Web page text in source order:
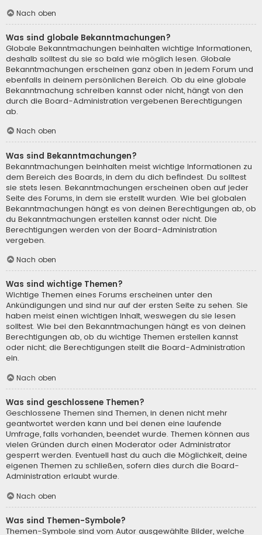
Nach oben
Was sind globale Bekanntmachungen?
Globale Bekanntmachungen beinhalten wichtige Informationen,
deshalb solltest du sie so bald wie möglich lesen. Globale
Bekanntmachungen erscheinen ganz oben in jedem Forum und
ebenfalls in deinem persönlichen Bereich. Ob du eine globale
Bekanntmachung schreiben kannst oder nicht, hängt von den
durch die Board-Administration vergebenen Berechtigungen
ab.
Nach oben
Was sind Bekanntmachungen?
Bekanntmachungen beinhalten meist wichtige Informationen zu
dem Bereich des Boards, in dem du dich befindest. Du solltest
sie stets lesen. Bekanntmachungen erscheinen oben auf jeder
Seite des Forums, in dem sie erstellt wurden. Wie bei globalen
Bekanntmachungen hängt es von deinen Berechtigungen ab, ob
du Bekanntmachungen erstellen kannst oder nicht. Die
Berechtigungen werden von der Board-Administration
vergeben.
Nach oben
Was sind wichtige Themen?
Wichtige Themen eines Forums erscheinen unter den
Ankündigungen und sind nur auf der ersten Seite zu sehen. Sie
haben meist einen wichtigen Inhalt, weswegen du sie lesen
solltest. Wie bei den Bekanntmachungen hängt es von deinen
Berechtigungen ab, ob du wichtige Themen erstellen kannst
oder nicht; die Berechtigungen stellt die Board-Administration
ein.
Nach oben
Was sind geschlossene Themen?
Geschlossene Themen sind Themen, in denen nicht mehr
geantwortet werden kann und bei denen eine laufende
Umfrage, falls vorhanden, beendet wurde. Themen können aus
vielen Gründen durch einen Moderator oder Administrator
gesperrt werden. Eventuell hast du auch die Möglichkeit, deine
eigenen Themen zu schließen, sofern dies durch die Board-
Administration erlaubt wurde.
Nach oben
Was sind Themen-Symbole?
Themen-Symbole sind vom Autor ausgewählte Bilder, welche